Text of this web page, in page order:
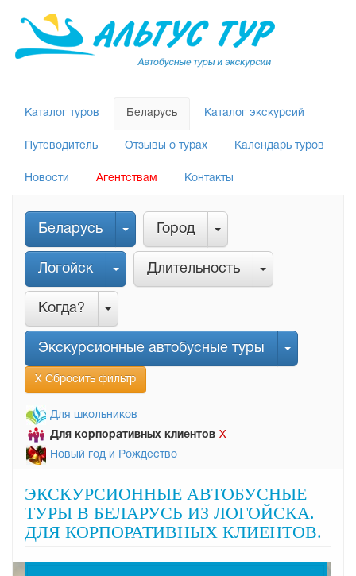
Каталог туров Беларусь Каталог экскурсий
Путеводитель Отзывы о турах Календарь туров
Новости Агентствам Контакты
Беларусь Город
Логойск Длительность
Когда?
Экскурсионные автобусные туры
Х Сбросить фильтр
Для школьников
Для корпоративных клиентов Х
Новый год и Рождество
ЭКСКУРСИОННЫЕ АВТОБУСНЫЕ
ТУРЫ В БЕЛАРУСЬ ИЗ ЛОГОЙСКА.
ДЛЯ КОРПОРАТИВНЫХ КЛИЕНТОВ.
-